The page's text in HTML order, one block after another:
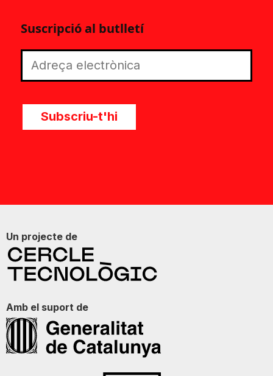
Suscripció al butlletí
Subscriu-t'hi
Un projecte de
Amb el suport de